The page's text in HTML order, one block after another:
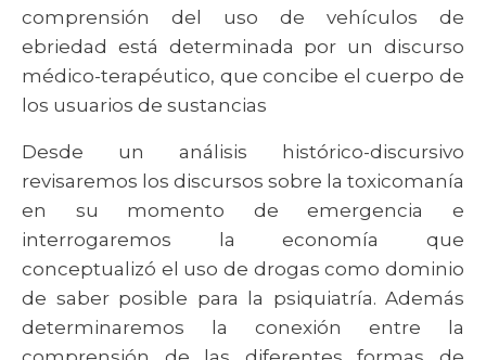
comprensión del uso de vehículos de
ebriedad está determinada por un discurso
médico-terapéutico, que concibe el cuerpo de
los usuarios de sustancias
Desde un análisis histórico-discursivo
revisaremos los discursos sobre la toxicomanía
en su momento de emergencia e
interrogaremos la economía que
conceptualizó el uso de drogas como dominio
de saber posible para la psiquiatría. Además
determinaremos la conexión entre la